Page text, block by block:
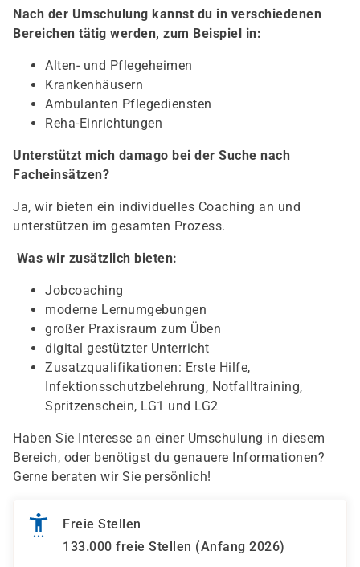
Nach der Umschulung kannst du in verschiedenen
Bereichen tätig werden, zum Beispiel in:
Alten- und Pflegeheimen
Krankenhäusern
Ambulanten Pflegediensten
Reha-Einrichtungen
Unterstützt mich damago bei der Suche nach
Facheinsätzen?
Ja, wir bieten ein individuelles Coaching an und
unterstützen im gesamten Prozess.
Was wir zusätzlich bieten:
Jobcoaching
moderne Lernumgebungen
großer Praxisraum zum Üben
digital gestützter Unterricht
Zusatzqualifikationen: Erste Hilfe,
Infektionsschutzbelehrung, Notfalltraining,
Spritzenschein, LG1 und LG2
Haben Sie Interesse an einer Umschulung in diesem
Bereich, oder benötigst du genauere Informationen?
Gerne beraten wir Sie persönlich!
Freie Stellen
133.000 freie Stellen (Anfang 2026)